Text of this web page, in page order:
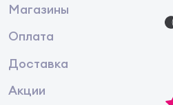
Магазины
Оплата
Доставка
Акции